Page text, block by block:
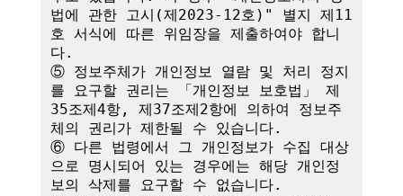
법에 관한 고시(제2023-12호)" 별지 제11
호 서식에 따른 위임장을 제출하여야 합니
다.
⑤ 정보주체가 개인정보 열람 및 처리 정지
를 요구할 권리는 「개인정보 보호법」 제
35조제4항, 제37조제2항에 의하여 정보주
체의 권리가 제한될 수 있습니다.
⑥ 다른 법령에서 그 개인정보가 수집 대상
으로 명시되어 있는 경우에는 해당 개인정
보의 삭제를 요구할 수 없습니다.